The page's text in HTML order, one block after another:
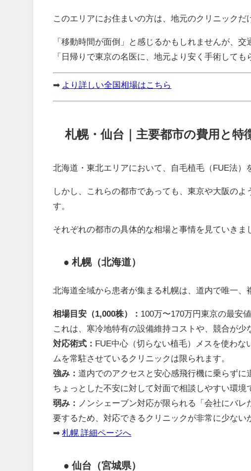
このエリアにお住まいの方は、地元のクリニック
「移動時間が面倒」と感じるかもしれませんが、
「日帰りで東京の名医に、地元より安く手術して
➡ より詳しい全国相場はこちら
札幌・仙台｜主要都市の費用と特
北海道・東北エリアにおいて、自毛植毛（FUE法）
しかし、これらの都市であっても、東京や大阪のよ
す。
それぞれの都市の具体的な相場と事情を見ていきま
● 札幌（北海道）
北海道全域から患者が集まる札幌は、道内で唯一、
相場目安（1,000株）： 100万〜170万円東京の最安
これは、寒冷地特有の設備維持コストや、競合が
対応術式： FUE中心（切らない植毛）メスを使わ
ムを常駐させているクリニックは限られます。
強み：道内でのアクセスと安心感飛行機に乗らず
ちょっとした不安に対して対面で相談しやすい環境
弱み：
ノンシェーブン対応が限られる「会社にバ
要するため、対応できるクリニックが非常に少ない
➡札幌 詳細ページへ
● 仙台（宮城県）